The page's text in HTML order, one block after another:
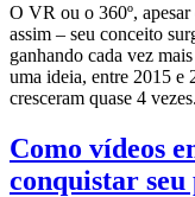
O VR ou o 360º,
assim – seu conceito
ganhando cada vez
uma ideia, entre 2015 e
cresceram quase 4
Como vídeos
conquistar seu